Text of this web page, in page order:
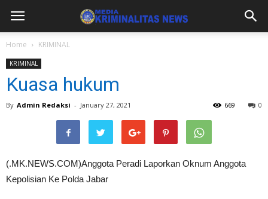
Home KRIMINAL
KRIMINAL
Kuasa hukum
By Admin Redaksi - January 27, 2021 0
669
(.MK.NEWS.COM)Anggota Peradi Laporkan Oknum Anggota
Kepolisian Ke Polda Jabar